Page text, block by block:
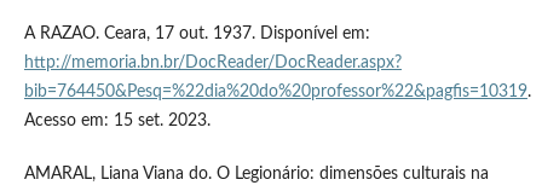
A RAZAO. Ceara, 17 out. 1937. Disponível em:
http://memoria.bn.br/DocReader/DocReader.aspx?
bib=764450&Pesq=%22dia%20do%20professor%22&pagfis=10319.
Acesso em: 15 set. 2023.
AMARAL, Liana Viana do. O Legionário: dimensões culturais na